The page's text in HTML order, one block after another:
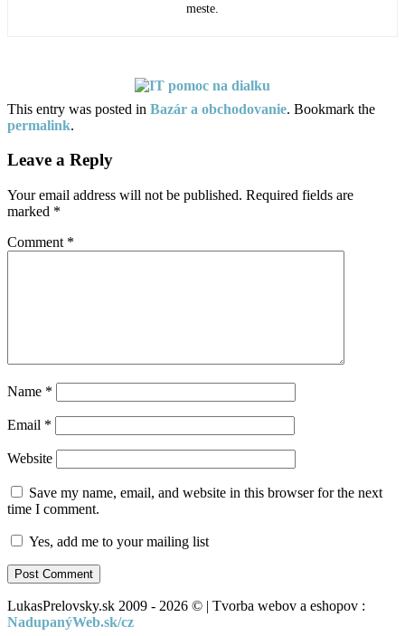
meste.
This entry was posted in Bazár a obchodovanie. Bookmark the
permalink.
Leave a Reply
Your email address will not be published. Required fields are
marked *
Comment *
Name *
Email *
Website
Save my name, email, and website in this browser for the next
time I comment.
Yes, add me to your mailing list
LukasPrelovsky.sk 2009 - 2026 © | Tvorba webov a eshopov :
NadupanýWeb.sk/cz